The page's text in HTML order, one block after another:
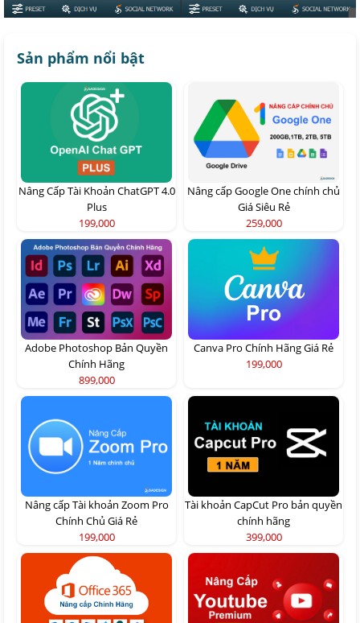
Sản phẩm nổi bật
Nâng Cấp Tài Khoản ChatGPT 4.0
Plus
199,000
Nâng cấp Google One chính chủ
Giá Siêu Rẻ
259,000
Adobe Photoshop Bản Quyền
Chính Hãng
899,000
Canva Pro Chính Hãng Giá Rẻ
199,000
Nâng cấp Tài khoản Zoom Pro
Chính Chủ Giá Rẻ
199,000
Tài khoản CapCut Pro bản quyền
chính hãng
399,000